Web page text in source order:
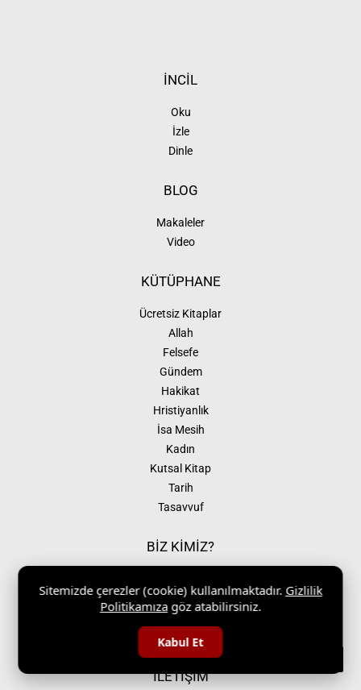
İNCİL
Oku
İzle
Dinle
BLOG
Makaleler
Video
KÜTÜPHANE
Ücretsiz Kitaplar
Allah
Felsefe
Gündem
Hakikat
Hristiyanlık
İsa Mesih
Kadın
Kutsal Kitap
Tarih
Tasavvuf
BİZ KİMİZ?
Gizlilik ve Güvenlik
Destekçilerimiz
Kiliseler
İLETİŞİM
Sitemizde çerezler (cookie) kullanılmaktadır. Gizlilik
Politikamıza göz atabilirsiniz.
Kabul Et